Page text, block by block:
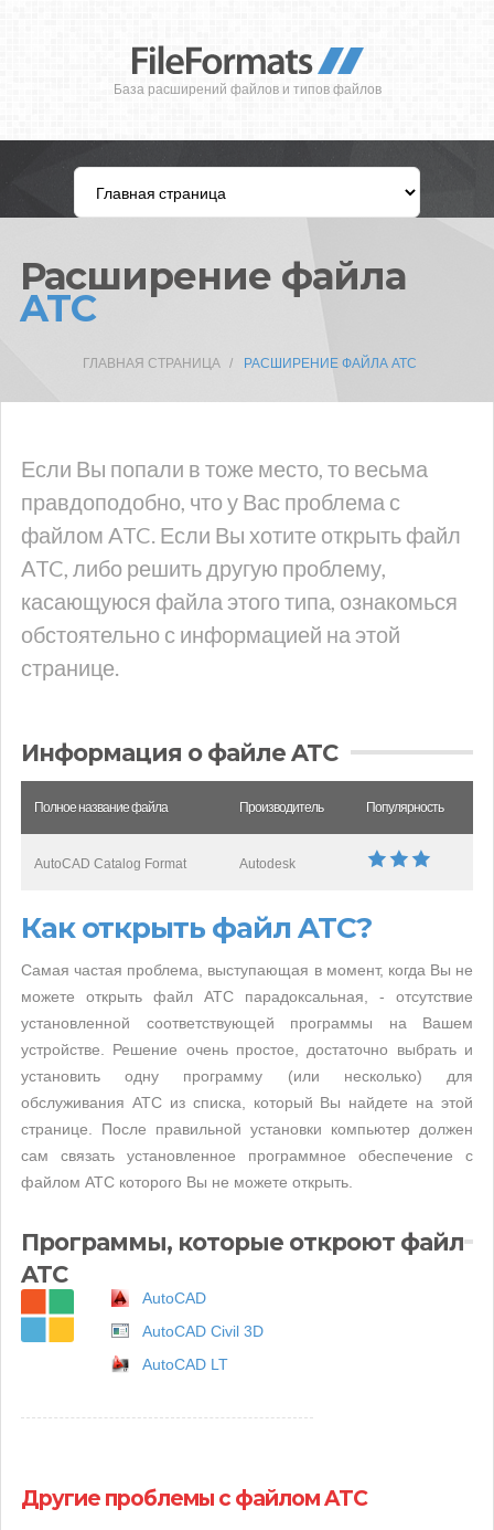
База расширений файлов и типов файлов
Расширение файла
ATC
ГЛАВНАЯ СТРАНИЦА РАСШИРЕНИЕ ФАЙЛА ATC
Если Вы попали в тоже место, то весьма
правдоподобно, что у Вас проблема с
файлом ATC. Если Вы хотите открыть файл
ATC, либо решить другую проблему,
касающуюся файла этого типа, ознакомься
обстоятельно с информацией на этой
странице.
Информация о файле ATC
Полное название файла Производитель Популярность
AutoCAD Catalog Format Autodesk
Как открыть файл ATC?
Самая частая проблема, выступающая в момент, когда Вы не
можете открыть файл ATC парадоксальная, - отсутствие
установленной соответствующей программы на Вашем
устройстве. Решение очень простое, достаточно выбрать и
установить одну программу (или несколько) для
обслуживания ATC из списка, который Вы найдете на этой
странице. После правильной установки компьютер должен
сам связать установленное программное обеспечение с
файлом ATC которого Вы не можете открыть.
Программы, которые откроют файл
ATC
AutoCAD
AutoCAD Civil 3D
AutoCAD LT
Другие проблемы с файлом ATC